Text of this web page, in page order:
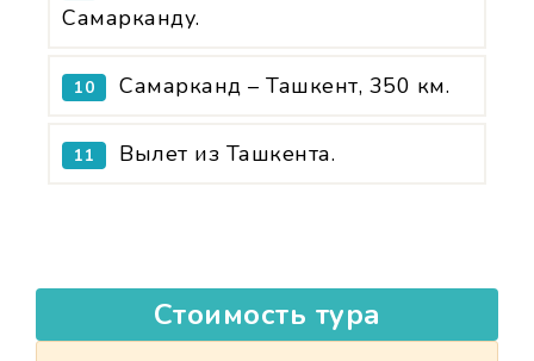
Самарканду.
10 Самарканд – Ташкент, 350 км.
11 Вылет из Ташкента.
Стоимость тура